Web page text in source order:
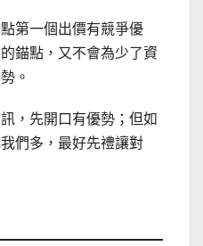
第一個出價有競爭優
錨點，又不會為少了資
。
，先開口有優勢；但如
們多，最好先禮讓對